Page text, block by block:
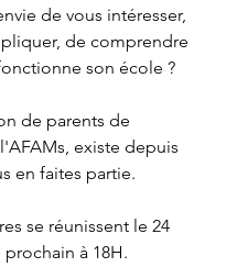
de vous intéresser,
de comprendre
son école ?
de parents de
existe depuis
en faites partie.
se réunissent le 24
à 18H.